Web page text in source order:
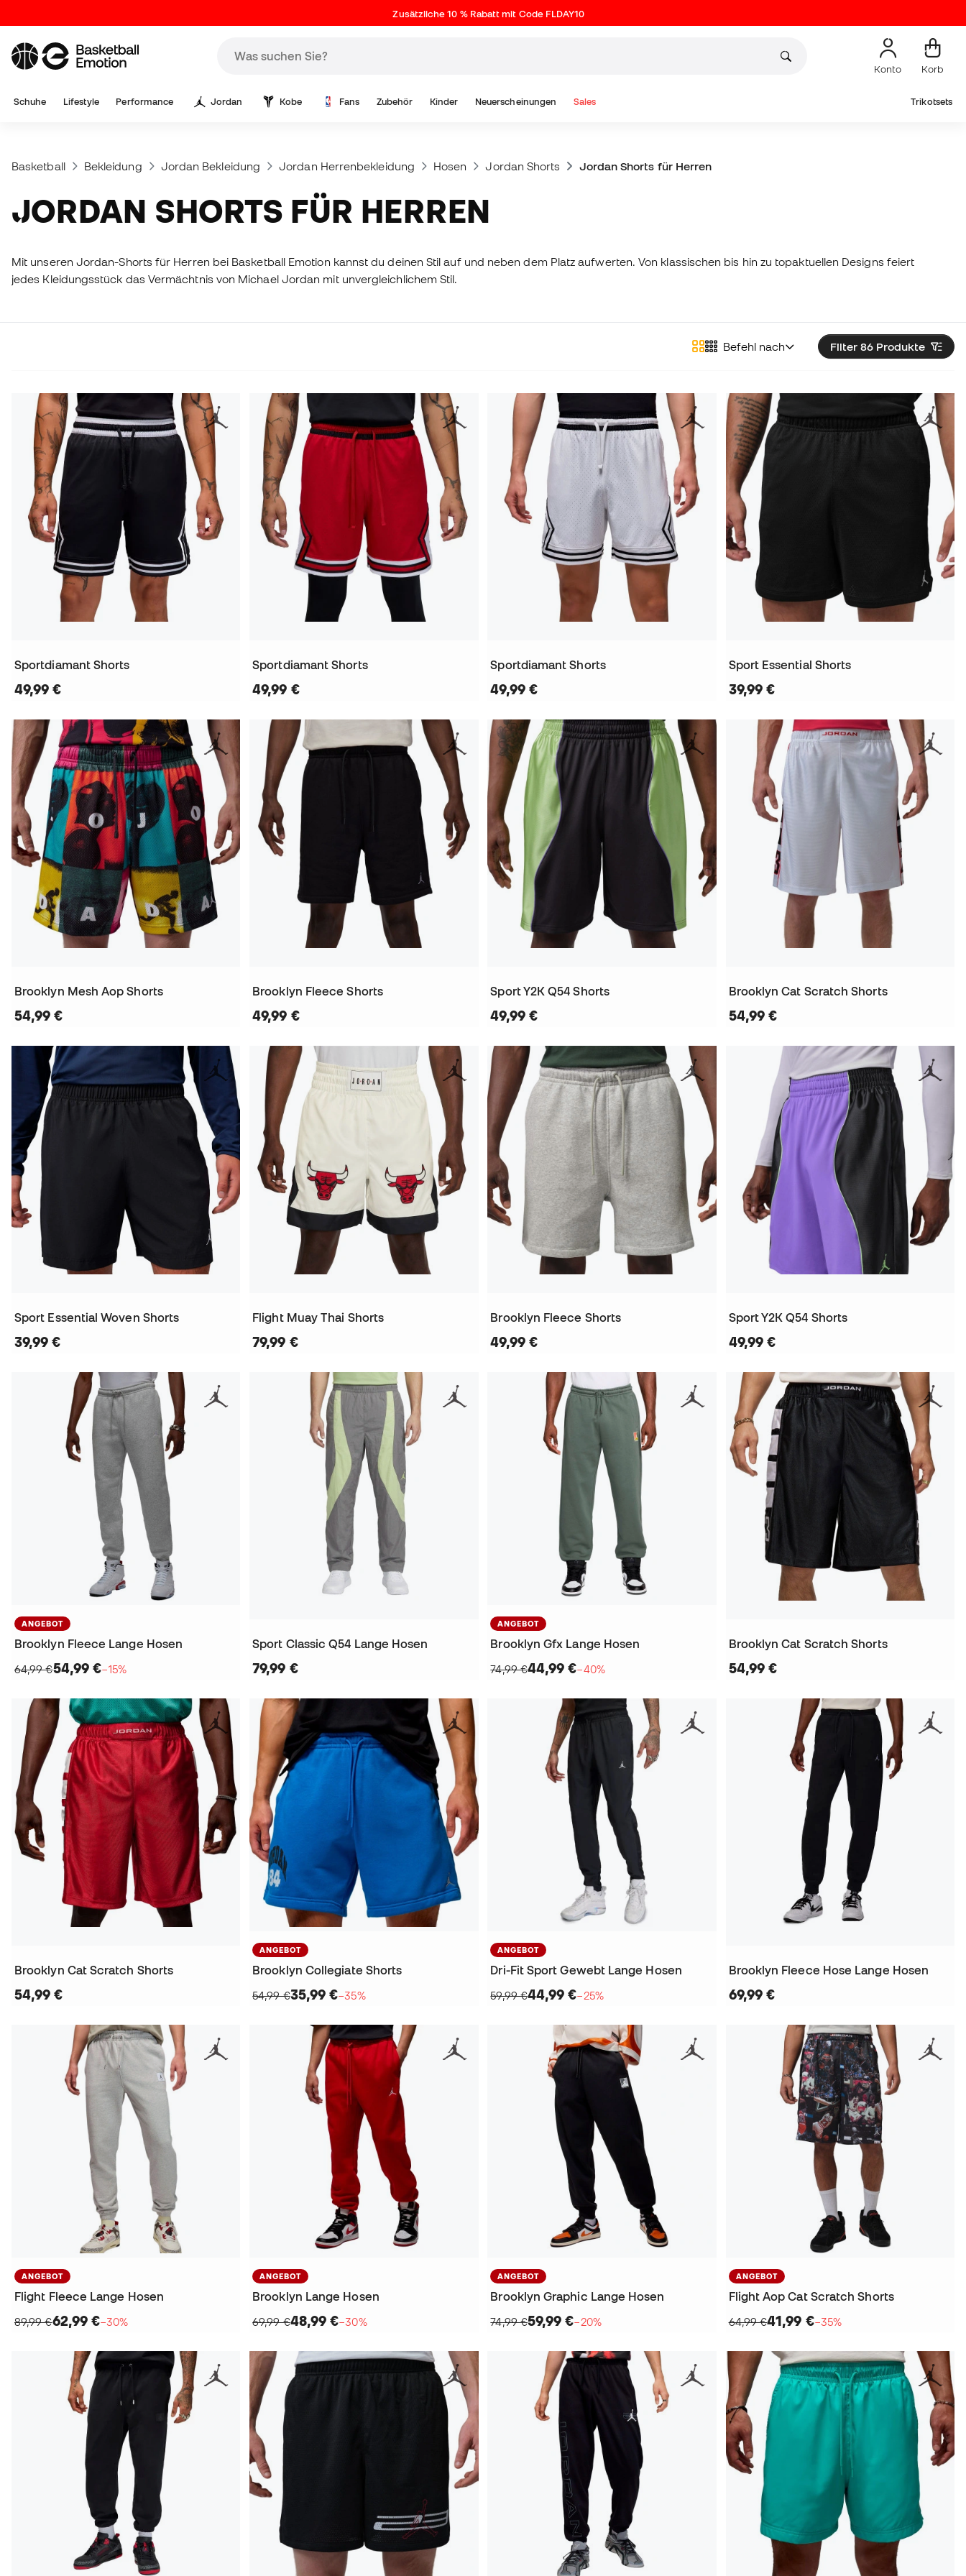
Zusätzliche 10 % Rabatt mit Code FLDAY10
Konto Korb
Schuhe Lifestyle Performance Jordan Kobe Fans Zubehör Kinder Neuerscheinungen Sales Trikotsets
Basketball Bekleidung Jordan Bekleidung Jordan Herrenbekleidung Hosen Jordan Shorts Jordan Shorts für Herren
JORDAN SHORTS FÜR HERREN
Mit unseren Jordan-Shorts für Herren bei Basketball Emotion kannst du deinen Stil auf und neben dem Platz aufwerten. Von klassischen bis hin zu topaktuellen Designs feiert
jedes Kleidungsstück das Vermächtnis von Michael Jordan mit unvergleichlichem Stil.
Filter 86 Produkte
Befehl nach
Sportdiamant Shorts
49,99 €
Sportdiamant Shorts
49,99 €
Sportdiamant Shorts
49,99 €
Sport Essential Shorts
39,99 €
Brooklyn Mesh Aop Shorts
54,99 €
Brooklyn Fleece Shorts
49,99 €
Sport Y2K Q54 Shorts
49,99 €
Brooklyn Cat Scratch Shorts
54,99 €
Sport Essential Woven Shorts
39,99 €
Flight Muay Thai Shorts
79,99 €
Brooklyn Fleece Shorts
49,99 €
Sport Y2K Q54 Shorts
49,99 €
ANGEBOT
Brooklyn Fleece Lange Hosen
64,99 €54,99 €−15%
Sport Classic Q54 Lange Hosen
79,99 €
ANGEBOT
Brooklyn Gfx Lange Hosen
74,99 €44,99 €−40%
Brooklyn Cat Scratch Shorts
54,99 €
Brooklyn Cat Scratch Shorts
54,99 €
ANGEBOT
Brooklyn Collegiate Shorts
54,99 €35,99 €−35%
ANGEBOT
Dri-Fit Sport Gewebt Lange Hosen
59,99 €44,99 €−25%
Brooklyn Fleece Hose Lange Hosen
69,99 €
ANGEBOT
Flight Fleece Lange Hosen
89,99 €62,99 €−30%
ANGEBOT
Brooklyn Lange Hosen
69,99 €48,99 €−30%
ANGEBOT
Brooklyn Graphic Lange Hosen
74,99 €59,99 €−20%
ANGEBOT
Flight Aop Cat Scratch Shorts
64,99 €41,99 €−35%